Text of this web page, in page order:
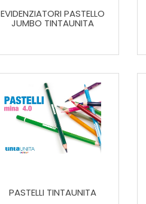
EVIDENZIATORI PASTELLO
JUMBO TINTAUNITA
PASTELLI TINTAUNITA